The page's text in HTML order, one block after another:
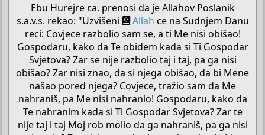
Ebu Hurejre r.a. prenosi da je Allahov Poslanik
s.a.v.s. rekao: "Uzvišeni
Allah ce na Sudnjem Danu
reci: Covjece razbolio sam se, a ti Me nisi obišao!
Gospodaru, kako da Te obidem kada si Ti Gospodar
Svjetova? Zar se nije razbolio taj i taj, pa ga nisi
obišao? Zar nisi znao, da si njega obišao, da bi Mene
našao pored njega? Covjece, tražio sam da Me
nahraniš, pa Me nisi nahranio! Gospodaru, kako da
Te nahranim kada si Ti Gospodar Svjetova? Zar te
nije taj i taj Moj rob molio da ga nahraniš, pa ga nisi